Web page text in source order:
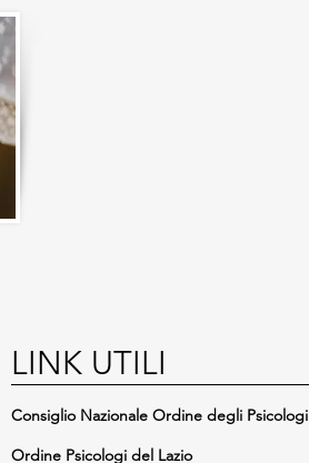
LINK UTILI
Consiglio Nazionale Ordine degli Psicologi
Ordine Psicologi del Lazio